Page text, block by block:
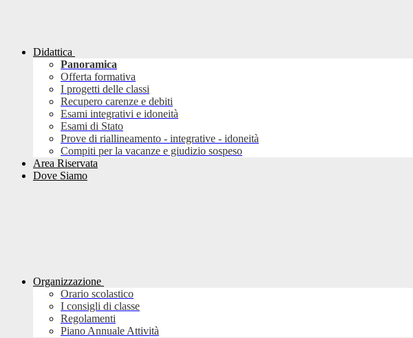
Didattica
Panoramica
Offerta formativa
I progetti delle classi
Recupero carenze e debiti
Esami integrativi e idoneità
Esami di Stato
Prove di riallineamento - integrative - idoneità
Compiti per la vacanze e giudizio sospeso
Area Riservata
Dove Siamo
Organizzazione
Orario scolastico
I consigli di classe
Regolamenti
Piano Annuale Attività